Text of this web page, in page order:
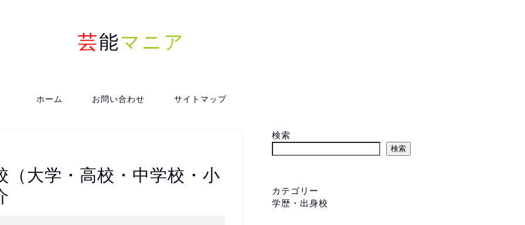
芸能マニア
ホーム お問い合わせ サイトマップ
（大学・高校・中学校・小
検索
検索
カテゴリー
学歴・出身校